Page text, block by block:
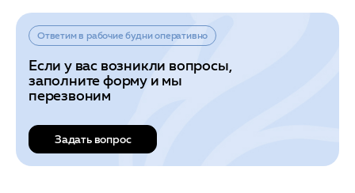
Ответим в рабочие будни оперативно
Если у вас возникли вопросы,
заполните форму и мы
перезвоним
Задать вопрос